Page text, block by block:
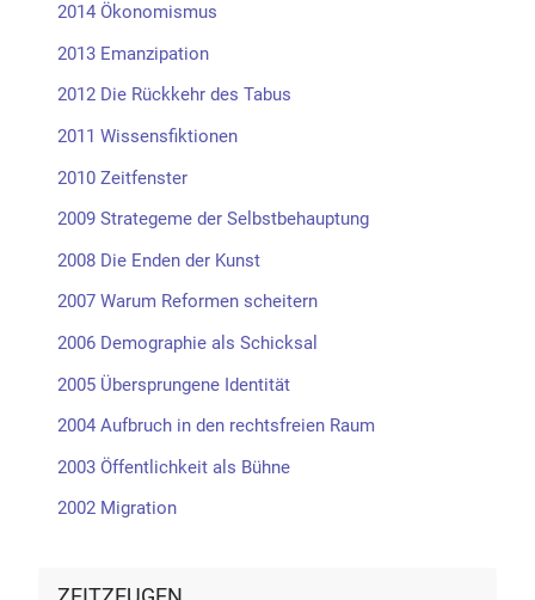
2014 Ökonomismus
2013 Emanzipation
2012 Die Rückkehr des Tabus
2011 Wissensfiktionen
2010 Zeitfenster
2009 Strategeme der Selbstbehauptung
2008 Die Enden der Kunst
2007 Warum Reformen scheitern
2006 Demographie als Schicksal
2005 Übersprungene Identität
2004 Aufbruch in den rechtsfreien Raum
2003 Öffentlichkeit als Bühne
2002 Migration